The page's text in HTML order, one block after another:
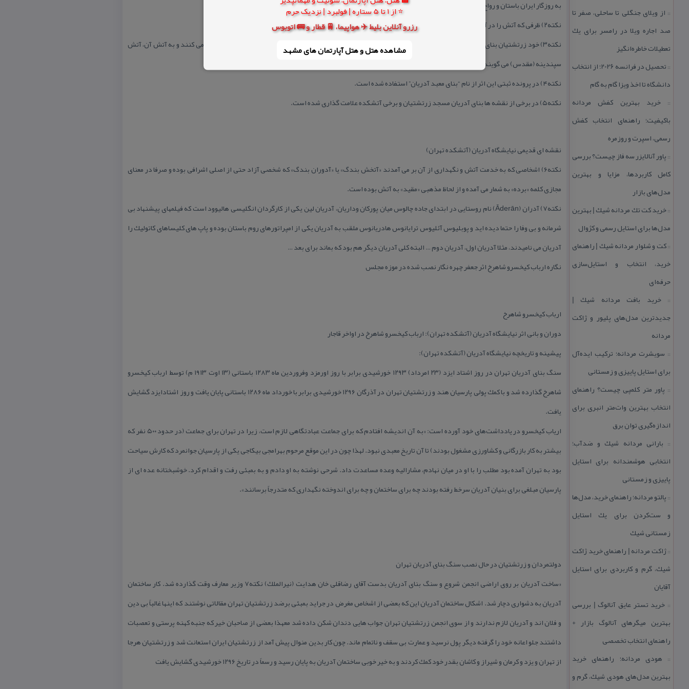
⭐ از 1 تا 5 ستاره | فولبرد | نزدیک حرم
رزرو آنلاین بلیط ✈️ هواپیما، 🚆 قطار و 🚌 اتوبوس
مشاهده هتل و هتل‌ آپارتمان های مشهد
:: از ویلای جنگلی تا ساحلی، صفر تا
صد اجاره ویلا در رامسر برای یك
تعطیلات خاطره‌انگیز
::
تحصیل در فرانسه 2026؛ از انتخاب
دانشگاه تا اخذ ویزا گام به گام
::خرید بهترین كفش مردانه
باكیفیت؛ راهنمای انتخاب كفش
رسمی، اسپرت و روزمره
:: پاور آنالایزر سه فاز چیست؟ بررسی
كامل كاربردها، مزایا و بهترین
مدل‌های بازار
::خرید كت تك مردانه شیك | بهترین
مدل‌ها برای استایل رسمی و كژوال
::كت و شلوار مردانه شیك | راهنمای
خرید، انتخاب و استایل‌سازی
حرفه‌ای
::خرید بافت مردانه شیك |
جدیدترین مدل‌های پلیور و ژاكت
مردانه
:: سویشرت مردانه؛ تركیب ایده‌آل
برای استایل پاییزی و زمستانی
:: پاور متر كلمپی چیست؟ راهنمای
انتخاب بهترین وات‌متر انبری برای
اندازه‌گیری توان برق
:: بارانی مردانه شیك و ضدآب؛
انتخابی هوشمندانه برای استایل
پاییزی و زمستانی
:: پالتو مردانه؛ راهنمای خرید، مدل‌ها
و ست‌كردن برای یك استایل
زمستانی شیك
::ژاكت مردانه | راهنمای خرید ژاكت
شیك، گرم و كاربردی برای استایل
آقایان
:: خرید تستر عایق آنالوگ | بررسی
بهترین میگرهای آنالوگ بازار +
راهنمای انتخاب تخصصی
:: هودی مردانه؛ راهنمای خرید
بهترین مدل‌های هودی شیك، گرم و
به روزگار ایران باستان و رواج دین زردشت …
نكته۲)‌ ظرفی كه آتش را در آن نگهداری می كنند؛ آدوران، آتشدان، آتشگاه، آفرینگان و مجمر می گویند.
نكته۳) خود زرتشتیان بنای معبد آدریان را به صورت معبد Mabed تلفظ می كنند و از نامهای دیگر كه در بالا ذكر شد، كمتر استفاده می كنند و به آتش آن، آتش
سپندینه (مقدس) می گویند.
نكته۴) در پرونده ثبتی این اثر از نام “بنای معبد آدریان” استفاده شده است.
نكته۵) در برخی از نقشه ها بنای آدریان مسجد زرتشتیان و برخی آتشكده علامت گذاری شده است.
نقشه ای قدیمی نیایشگاه آدریان (آتشكده تهران)
نكته۶) اشخاصی كه به خدمت آتش و نگهداری از آن بر می آمدند «آتخش بندگ» یا «آدوران بندگ» كه شخصی آزاد حتی از اصلی اشرافی بوده و صرفا در معنای
مجازی كلمه «برده» به شمار می آمده و از لحاظ مذهبی «مقید» به آتش بوده است.
نكته۷) آدران (Āderān) نام روستایی در ابتدای جاده چالوس میان پوركان وداریان،‌ ‌آدریان لین یكی از كارگردان انگلیسی هالیوود است كه فیلمهای پیشنهاد بی
شرمانه و بی وفا را حتما دیده اید و پوبلیوس آئلیوس ترایانوس هادریانوس ملقب به آدریان یكی از امپراتورهای روم باستان بوده و ‌پاپ های كلیساهای كاتولیك را
آدریان می نامیدند،‌ مثلا آدریان اول، آدریان دوم … البته كلی آدریان دیگر هم بود كه بماند برای بعد …
نگاره ارباب كیخسرو شاهرخ اثر جعفر چهره نگار نصب شده در موزه مجلس
ارباب كیخسرو شاهرخ
دوران و بانی اثر نیایشگاه آدریان (آتشكده تهران): ارباب كیخسرو شاهرخ در اواخر قاجار
پیشینه و تاریخچه نیایشگاه آدریان (آتشكده تهران):
سنگ بنای آدریان تهران در روز اشتاد ایزد (۲۳ امرداد) ۱۲۹۳ خورشیدی برابر با روز اورمزد وفروردین ماه ۱۲۸۳ باستانی (۱۳ اوت ۱۹۱۳ م) توسط ارباب كیخسرو
شاهرخ گذارده شد و با كمك پولی پارسیان هند و زرتشتیان تهران در آذرگان ۱۲۹۶ خورشیدی برابر با خورداد ماه ۱۲۸۶ باستانی پایان یافت و روز اشتادایزد گشایش
یافت.
اریاب كیخسرو در یادداشت‌های خود آورده است: «به آن اندیشه افتادم كه برای جماعت عبادتگاهی لازم است، زیرا در تهران برای جماعت (در حدود ۵۰۰ نفر كه
بیشتر به كار بازرگانی و كشاورزی مشغول بودند) تا آن تاریخ معبدی نبود. لهذا چون در این موقع مرحوم بهرامجی بیكاجی یكی از پارسیان جوانمرد كه كارش سیاحت
بود به تهران آمده بود مطلب را با او در میان نهادم، مشارالیه وعده مساعدت داد. شرحی نوشته به او دادم و به بمبئی رفت و اقدام كرد. خوشبختانه عده ای از
پارسیان مبلغی برای بنیان آدریان سرخط رفته بودند چه برای ساختمان و چه برای اندوخته نگهداری كه متدرجاً برسانند».
دولتمردان و زرتشتیان در حال نصب سنگ بنای آدریان تهران
«ساخت آدریان بر روی اراضی انجمن شروع و سنگ بنای آدریان بدست آقای رضاقلی خان هدایت (نیرالملك) نكته۷ وزیر معارف وقت گذارده شد. كار ساختمان
آدریان به دشواری دچار شد. اشكال ساختمان آدریان این كه بعضی از اشخاص مغرض در جراید بمبئی برضد زرتشتیان تهران مقالاتی نوشتند كه اینها غالباً بی دین
و فلان اند و آدریان لازم ندارند و از سوی انجمن زرتشتیان تهران جواب هایی دندان شكن داده شد معهذا بعضی از صاحبان خیر كه جنبه كهنه پرستی و تعصبات
داشتند جلو اعانه خود را گرفته دیگر پول نرسید و عمارت بی سقف و ناتمام ماند. چون كار بدین منوال پیش آمد از زرتشتیان ایران استعانت شد و زرتشتیان هرجا
از تهران و یزد و كرمان و شیراز و كاشان بقدر خود كمك كردند و به خیر خوبی ساختمان آدریان به پایان رسید و رسماً در تاریخ ۱۲۹۶ خورشیدی گشایش یافت